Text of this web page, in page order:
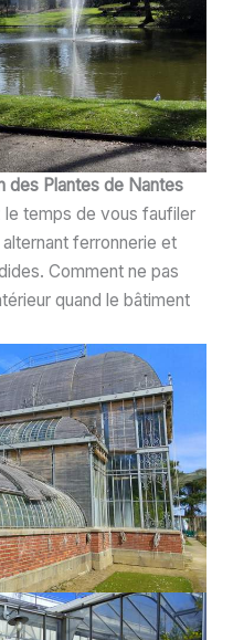
des Plantes de Nantes
temps de vous faufiler
ferronnerie et
Comment ne pas
quand le bâtiment